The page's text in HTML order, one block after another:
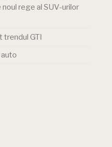
rege al SUV-urilor
trendul GTI